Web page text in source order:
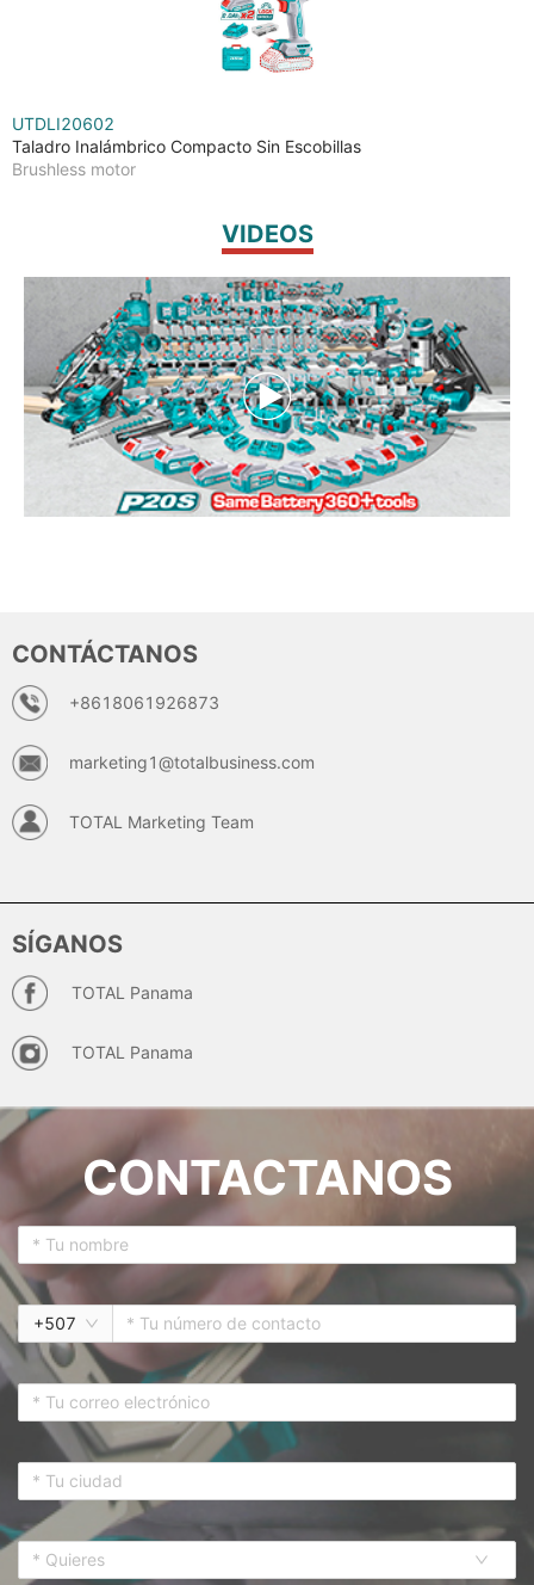
UTDLI20602
Taladro Inalámbrico Compacto Sin Escobillas
Brushless motor
VIDEOS
CONTÁCTANOS
+8618061926873
marketing1@totalbusiness.com
TOTAL Marketing Team
SÍGANOS
TOTAL Panama
TOTAL Panama
CONTACTANOS
+507
* Quieres